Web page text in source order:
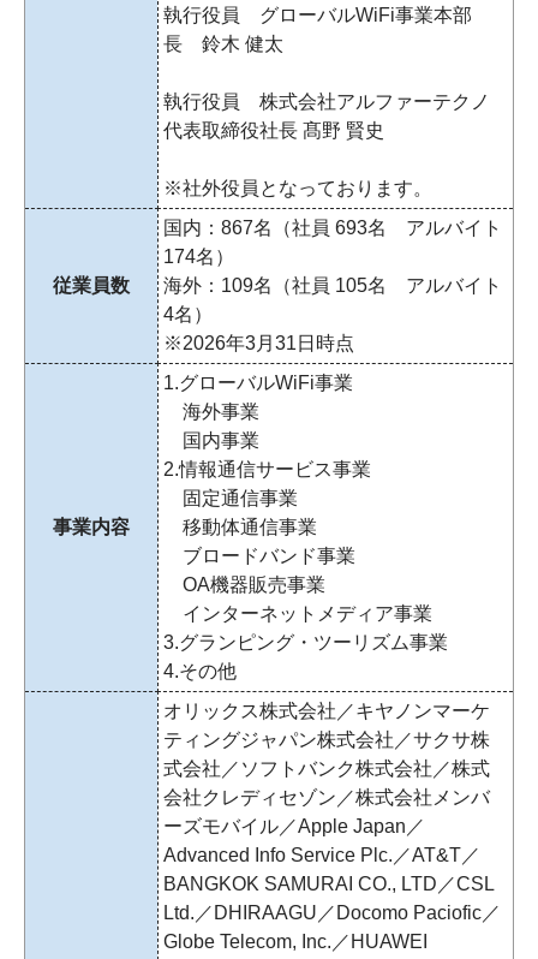
執行役員 グローバルWiFi事業本部
長 鈴木 健太
執行役員 株式会社アルファーテクノ
代表取締役社長 髙野 賢史
※社外役員となっております。
従業員数
国内：867名（社員 693名 アルバイト
174名）
海外：109名（社員 105名 アルバイト
4名）
※2026年3月31日時点
事業内容
1.グローバルWiFi事業
海外事業
国内事業
2.情報通信サービス事業
固定通信事業
移動体通信事業
ブロードバンド事業
OA機器販売事業
インターネットメディア事業
3.グランピング・ツーリズム事業
4.その他
オリックス株式会社／キヤノンマーケ
ティングジャパン株式会社／サクサ株
式会社／ソフトバンク株式会社／株式
会社クレディセゾン／株式会社メンバ
ーズモバイル／Apple Japan／
Advanced Info Service Plc.／AT&T／
BANGKOK SAMURAI CO., LTD／CSL
Ltd.／DHIRAAGU／Docomo Paciofic／
Globe Telecom, Inc.／HUAWEI